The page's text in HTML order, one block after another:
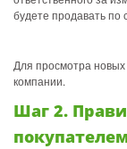
будете продавать по
Для просмотра
компании.
Шаг 2.